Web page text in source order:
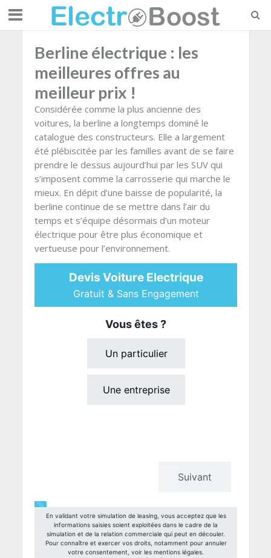
Berline électrique : les
meilleures offres au
meilleur prix !
Considérée comme la plus ancienne des
voitures, la berline a longtemps dominé le
catalogue des constructeurs. Elle a largement
été plébiscitée par les familles avant de se faire
prendre le dessus aujourd’hui par les SUV qui
s’imposent comme la carrosserie qui marche le
mieux. En dépit d’une baisse de popularité, la
berline continue de se mettre dans l’air du
temps et s’équipe désormais d’un moteur
électrique pour être plus économique et
vertueuse pour l’environnement.